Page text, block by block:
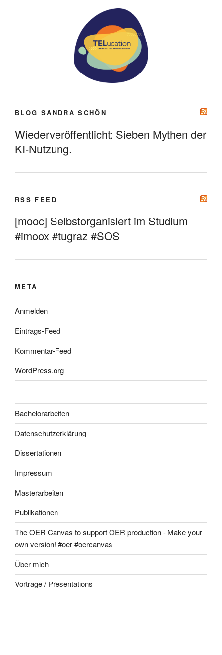
BLOG SANDRA SCHÖN
Wiederveröffentlicht: Sieben Mythen der
KI-Nutzung.
RSS FEED
[mooc] Selbstorganisiert im Studium
#imoox #tugraz #SOS
META
Anmelden
Eintrags-Feed
Kommentar-Feed
WordPress.org
Bachelorarbeiten
Datenschutzerklärung
Dissertationen
Impressum
Masterarbeiten
Publikationen
The OER Canvas to support OER production - Make your
own version! #oer #oercanvas
Über mich
Vorträge / Presentations